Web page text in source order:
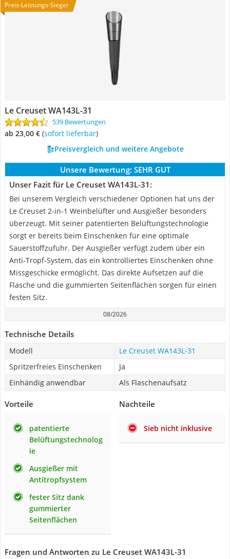
Preis-Leistungs-Sieger
Le Creuset WA143L-31
539 Bewertungen
ab 23,00 € ( Sofort lieferbar)
Preisvergleich und weitere Angebote
Unsere Bewertung: SEHR GUT
Unser Fazit für Le Creuset WA143L-31:
Bei unserem Vergleich verschiedener Optionen hat uns der
Le Creuset 2-in-1 Weinbelüfter und Ausgießer besonders
überzeugt. Mit seiner patentierten Belüftungstechnologie
sorgt er bereits beim Einschenken für eine optimale
Sauerstoffzufuhr. Der Ausgießer verfügt zudem über ein
Anti-Tropf-System, das ein kontrolliertes Einschenken ohne
Missgeschicke ermöglicht. Das direkte Aufsetzen auf die
Flasche und die gummierten Seitenflächen sorgen für einen
festen Sitz.
08/2026
Technische Details
Modell
Le Creuset WA143L-31
Spritzerfreies Einschenken
Ja
Einhändig anwendbar
Als Flaschenaufsatz
Vorteile
patentierte
Belüftungstechnolog
ie
Ausgießer mit
Antitropfsystem
fester Sitz dank
gummierter
Seitenflächen
Nachteile
Sieb nicht inklusive
Fragen und Antworten zu Le Creuset WA143L-31